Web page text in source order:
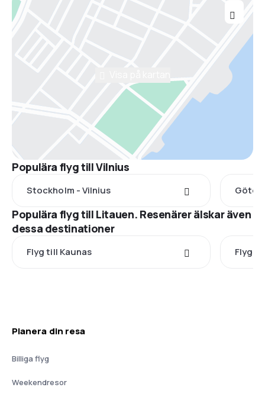
Populära flyg till Vilnius
Stockholm - Vilnius
Populära flyg till Litauen. Resenärer älskar även
dessa destinationer
Flyg till Kaunas Flyg
Planera din resa
Billiga flyg
Weekendresor